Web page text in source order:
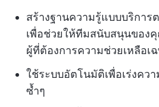
สร้างฐานความรู้แบบบริการ
เพื่อช่วยให้ทีมสนับสนุนของ
ผู้ที่ต้องการความช่วยเหลือเ
ใช้ระบบอัตโนมัติเพื่อเร่งคว
ซ้ำๆ